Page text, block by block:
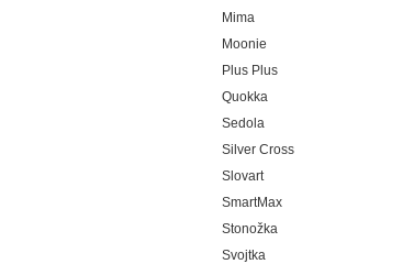
Mima
Moonie
Plus Plus
Quokka
Sedola
Silver Cross
Slovart
SmartMax
Stonožka
Svojtka